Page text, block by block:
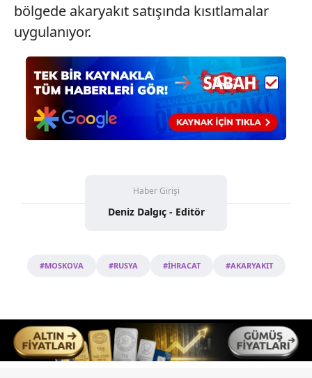
bölgede akaryakıt satışında kısıtlamalar
uygulanıyor.
Haber Girişi
Deniz Dalgıç - Editör
#MOSKOVA #RUSYA #İHRACAT #AKARYAKIT